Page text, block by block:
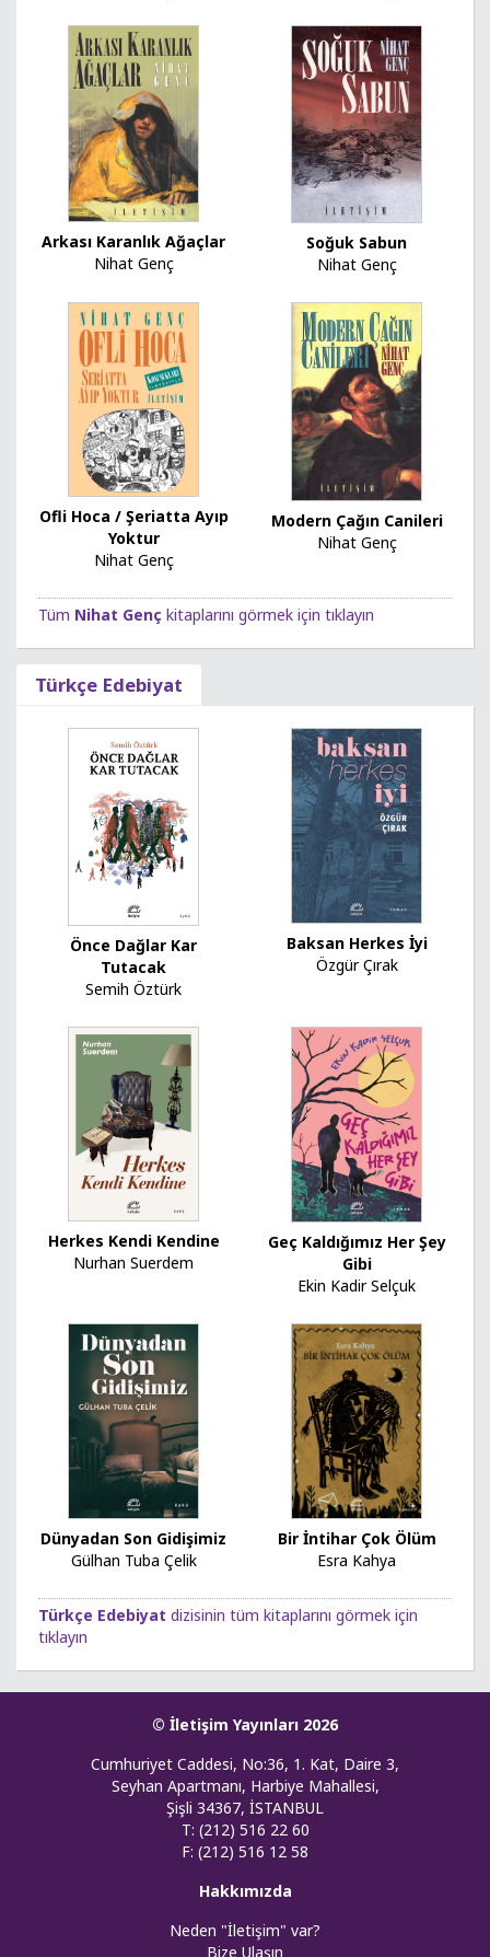
Arkası Karanlık Ağaçlar
Nihat Genç
Soğuk Sabun
Nihat Genç
Ofli Hoca / Şeriatta Ayıp
Yoktur
Nihat Genç
Modern Çağın Canileri
Nihat Genç
Tüm Nihat Genç kitaplarını görmek için tıklayın
Türkçe Edebiyat
Önce Dağlar Kar
Tutacak
Semih Öztürk
Baksan Herkes İyi
Özgür Çırak
Herkes Kendi Kendine
Nurhan Suerdem
Geç Kaldığımız Her Şey
Gibi
Ekin Kadir Selçuk
Dünyadan Son Gidişimiz
Gülhan Tuba Çelik
Bir İntihar Çok Ölüm
Esra Kahya
Türkçe Edebiyat dizisinin tüm kitaplarını görmek için
tıklayın
© İletişim Yayınları 2026
Cumhuriyet Caddesi, No:36, 1. Kat, Daire 3,
Seyhan Apartmanı, Harbiye Mahallesi,
Şişli 34367, İSTANBUL
T: (212) 516 22 60
F: (212) 516 12 58
Hakkımızda
Neden "İletişim" var?
Bize Ulaşın